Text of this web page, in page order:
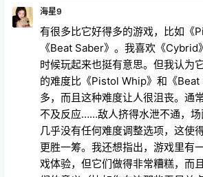
海星9
有很多比它好得多的游戏，比如《
《Beat Saber》。我喜欢《Cybrid
时候玩起来也挺有意思。但我认为
的难度比《Pistol Whip》和《
多，而且这种难度让人很沮丧。通
不及反应……敌人挤得水泄不通，
几乎没有任何难度调整选项，这使
更胜一筹。我还想指出，游戏里有
戏体验，但它们做得非常糟糕，而